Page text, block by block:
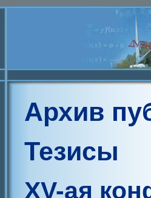
Архив
Тезисы
XV-ая